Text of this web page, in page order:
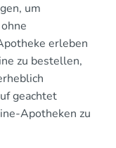
um
erleben
zu bestellen,
geachtet
Apotheken zu